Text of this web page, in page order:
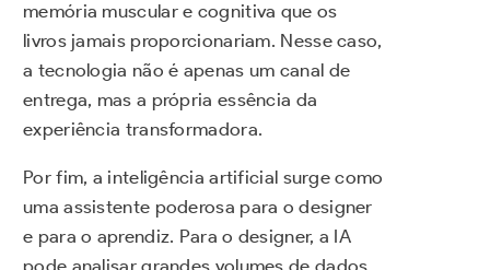
memória muscular e cognitiva que os
livros jamais proporcionariam. Nesse caso,
a tecnologia não é apenas um canal de
entrega, mas a própria essência da
experiência transformadora.
Por fim, a inteligência artificial surge como
uma assistente poderosa para o designer
e para o aprendiz. Para o designer, a IA